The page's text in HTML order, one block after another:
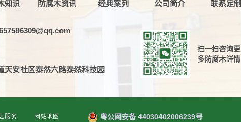
知识 防腐木资讯 经典案列 公司简介 联系定制
天安社区泰然六路泰然科技园
扫一扫咨询更
多防腐木详情
服务 网站地图 粤公网安备 44030402006239号